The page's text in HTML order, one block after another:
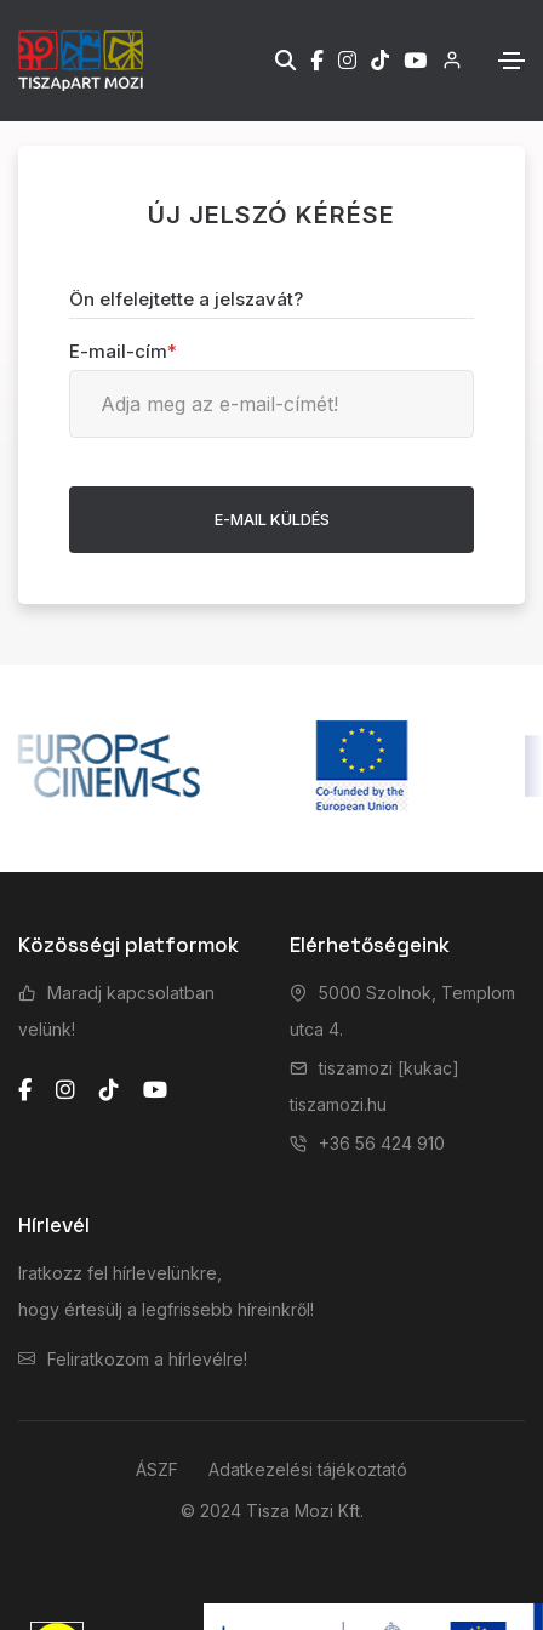
ÚJ JELSZÓ KÉRÉSE
Ön elfelejtette a jelszavát?
E-mail-cím*
Közösségi platformok
Maradj kapcsolatban
velünk!
Elérhetőségeink
5000 Szolnok, Templom
utca 4.
tiszamozi [kukac]
tiszamozi.hu
+36 56 424 910
Hírlevél
Iratkozz fel hírlevelünkre,
hogy értesülj a legfrissebb híreinkről!
Feliratkozom a hírlevélre!
© 2024 Tisza Mozi Kft.
ÁSZF Adatkezelési tájékoztató